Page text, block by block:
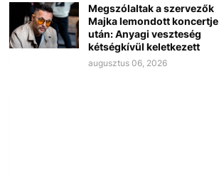
Megszólaltak a szervezők
Majka lemondott koncertje
után: Anyagi veszteség
kétségkívül keletkezett
augusztus 06, 2026